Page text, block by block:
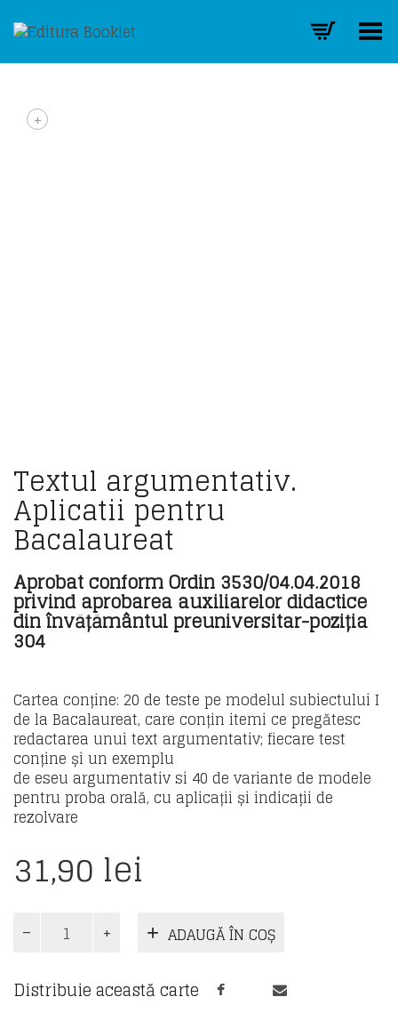
Toggle Menu
+
Textul argumentativ.
Aplicatii pentru
Bacalaureat
Aprobat conform Ordin 3530/04.04.2018
privind aprobarea auxiliarelor didactice
din învățământul preuniversitar-poziția
304
Cartea conține: 20 de teste pe modelul subiectului I
de la Bacalaureat, care conțin itemi ce pregătesc
redactarea unui text argumentativ; fiecare test
conține și un exemplu
de eseu argumentativ si 40 de variante de modele
pentru proba orală, cu aplicații și indicații de
rezolvare
31,90 lei
Cantitate
Textul
Aplicatii
pentru
ADAUGĂ ÎN COȘ
Distribuie această carte